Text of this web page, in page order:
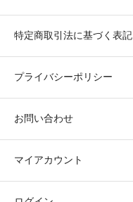
特定商取引法に基づく表記
プライバシーポリシー
お問い合わせ
マイアカウント